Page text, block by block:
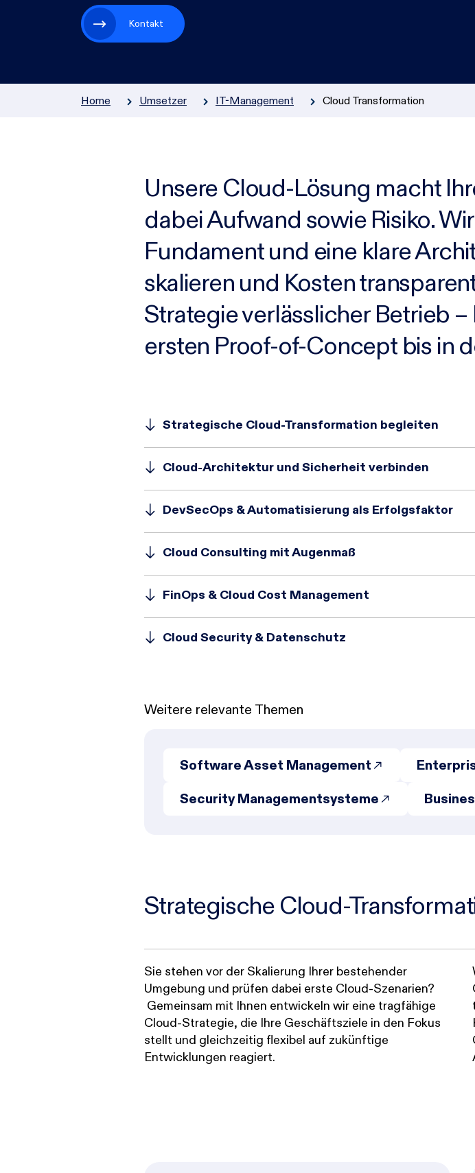
Zur Übersicht
Kontakt
Home Umsetzer IT-Management Cloud Transformation
Unsere Cloud-Lösung macht
dabei Aufwand sowie Risiko.
Fundament und eine klare
skalieren und Kosten
Strategie verlässlicher Betrieb
ersten Proof-of-Concept bis in
Strategische Cloud-Transformation begleiten
Cloud-Architektur und Sicherheit verbinden
DevSecOps & Automatisierung als Erfolgsfaktor
Cloud Consulting mit Augenmaß
FinOps & Cloud Cost Management
Cloud Security & Datenschutz
Weitere relevante Themen
Software Asset Management
Security Managementsysteme
Strategische Cloud-
Sie stehen vor der Skalierung Ihrer bestehender
Umgebung und prüfen dabei erste Cloud-Szenarien?
Gemeinsam mit Ihnen entwickeln wir eine tragfähige
Cloud-Strategie, die Ihre Geschäftsziele in den Fokus
stellt und gleichzeitig flexibel auf zukünftige
Entwicklungen reagiert.